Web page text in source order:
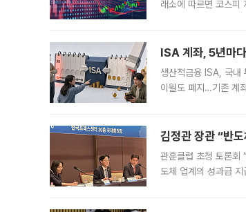
래소에 따르면 코스
ISA 계좌, 5년마
생산적금융 ISA, 국내
이월도 폐지…기존 계
김정관 장관 “반
관훈클럽 초청 토론회
도체 업계의 성과급